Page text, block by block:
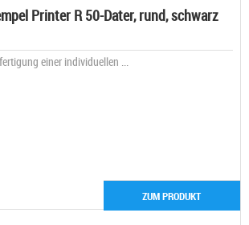
Printer R 50-Dater, rund, schwarz
einer individuellen ...
ZUM PRODUKT